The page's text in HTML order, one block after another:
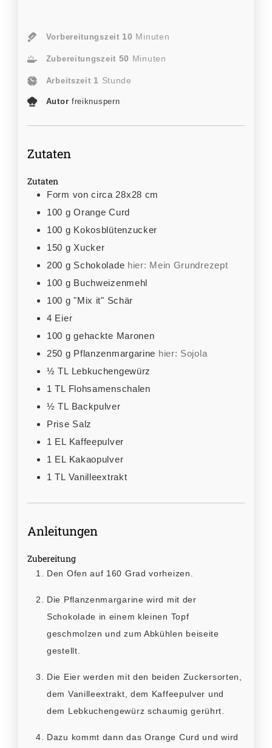
Vorbereitungszeit 10 Minuten
Zubereitungszeit 50 Minuten
Arbeitszeit 1 Stunde
Autor freiknuspern
Zutaten
Zutaten
Form von circa 28x28 cm
100 g Orange Curd
100 g Kokosblütenzucker
150 g Xucker
200 g Schokolade hier: Mein Grundrezept
100 g Buchweizenmehl
100 g "Mix it" Schär
4 Eier
100 g gehackte Maronen
250 g Pflanzenmargarine hier: Sojola
½ TL Lebkuchengewürz
1 TL Flohsamenschalen
½ TL Backpulver
Prise Salz
1 EL Kaffeepulver
1 EL Kakaopulver
1 TL Vanilleextrakt
Anleitungen
Zubereitung
Den Ofen auf 160 Grad vorheizen.
Die Pflanzenmargarine wird mit der
Schokolade in einem kleinen Topf
geschmolzen und zum Abkühlen beiseite
gestellt.
Die Eier werden mit den beiden Zuckersorten,
dem Vanilleextrakt, dem Kaffeepulver und
dem Lebkuchengewürz schaumig gerührt.
Dazu kommt dann das Orange Curd und wird